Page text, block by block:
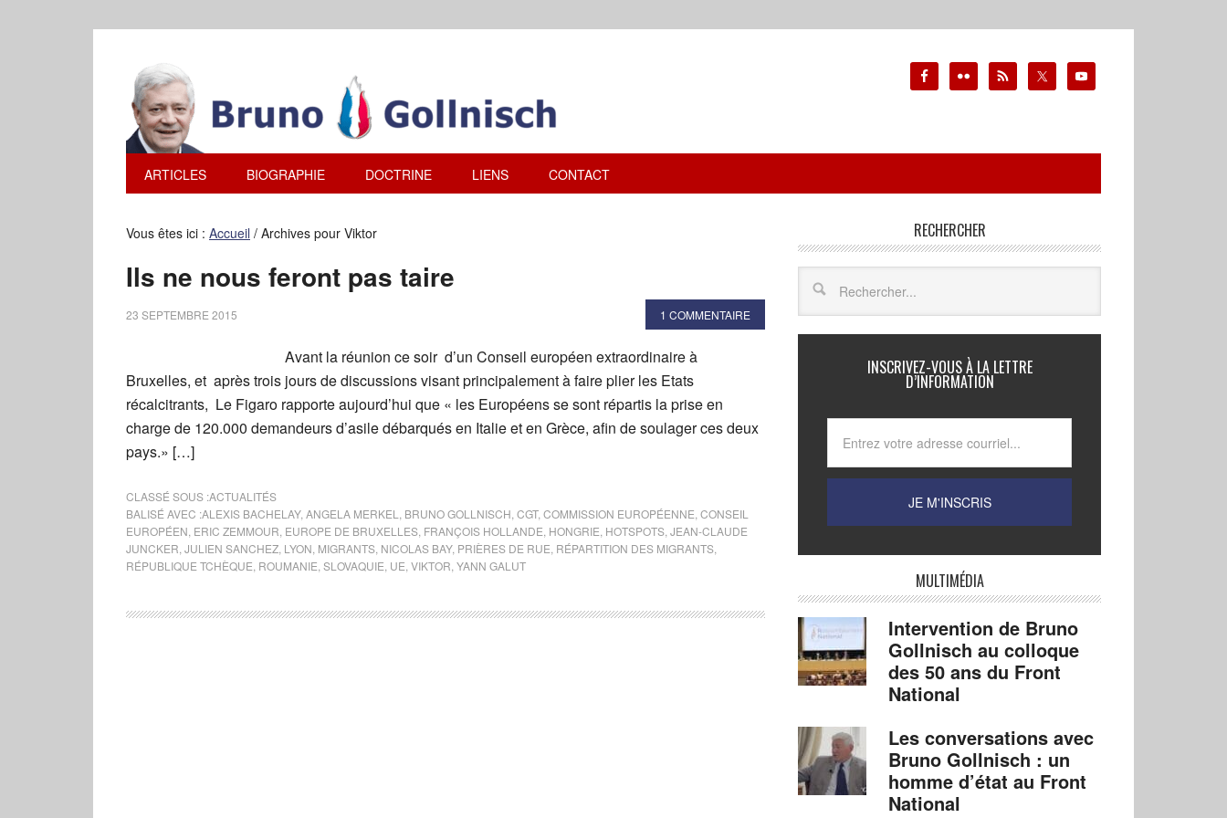
ARTICLES BIOGRAPHIE DOCTRINE LIENS CONTACT
Vous êtes ici : Accueil / Archives pour Viktor
Ils ne nous feront pas taire
23 SEPTEMBRE 2015 1 COMMENTAIRE
Avant la réunion ce soir d’un Conseil européen extraordinaire à
Bruxelles, et après trois jours de discussions visant principalement à faire plier les Etats
récalcitrants, Le Figaro rapporte aujourd’hui que « les Européens se sont répartis la prise en
charge de 120.000 demandeurs d’asile débarqués en Italie et en Grèce, afin de soulager ces deux
pays.» […]
CLASSÉ SOUS :ACTUALITÉS
BALISÉ AVEC :ALEXIS BACHELAY, ANGELA MERKEL BRUNO GOLLNISCH CGT, COMMISSION EUROPÉENNE CONSEIL
EUROPÉEN ERIC ZEMMOUR EUROPE DE BRUXELLES FRANÇOIS HOLLANDE HONGRIE HOTSPOTS JEAN-CLAUDE
JUNCKER JULIEN SANCHEZ LYON MIGRANTS NICOLAS BAY, PRIÈRES DE RUE RÉPARTITION DES MIGRANTS
RÉPUBLIQUE TCHÈQUE ROUMANIE SLOVAQUIE UE VIKTOR YANN GALUT
RECHERCHER
INSCRIVEZ-VOUS À LA LETTRE
D’INFORMATION
MULTIMÉDIA
Intervention de Bruno
Gollnisch au colloque
des 50 ans du Front
National
Les conversations avec
Bruno Gollnisch : un
homme d’état au Front
National